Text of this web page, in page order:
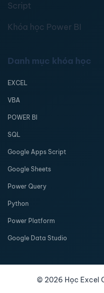
Script
Khóa học Power BI
Danh mục khóa học
EXCEL
VBA
POWER BI
SQL
Google Apps Script
Google Sheets
Power Query
Python
Power Platform
Google Data Studio
© 2026 Học Excel